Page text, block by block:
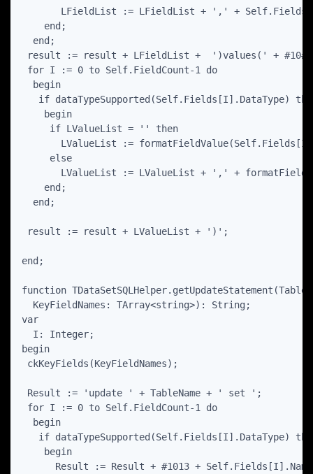
LFieldList := LFieldList + ',' +
    end;
  end;
result := result + LFieldList +  ')values(' +
for I := 0 to Self.FieldCount-1 do
  begin
if dataTypeSupported(Self.Fields[I].DataType)
    begin
     if LValueList = '' then
LValueList :=
     else
LValueList := LValueList + ',' +
    end;
  end;
result := result + LValueList + ')';
end;
function
  KeyFieldNames: TArray<string>): String;
var
  I: Integer;
begin
ckKeyFields(KeyFieldNames);
Result := 'update ' + TableName + ' set ';
for I := 0 to Self.FieldCount-1 do
  begin
if dataTypeSupported(Self.Fields[I].DataType)
    begin
Result := Result + #1013 +